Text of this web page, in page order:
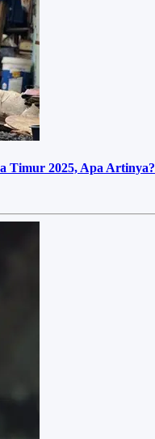
Timur 2025, Apa Artinya?